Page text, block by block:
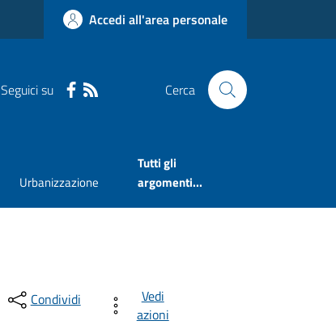
Accedi all'area personale
Seguici su Cerca
Urbanizzazione
Tutti gli
argomenti...
Condividi
Vedi
azioni